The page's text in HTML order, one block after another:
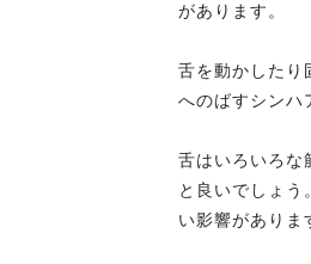
があります。
舌を動かしたり
へのばすシンハ
舌はいろいろな
と良いでしょ
い影響がありま